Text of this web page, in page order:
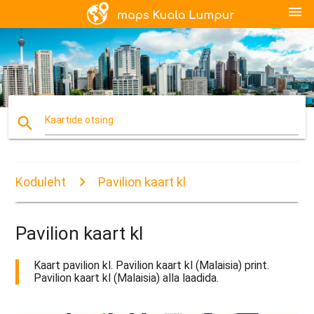
menu
search Kaartide otsing
Koduleht Pavilion kaart kl
Pavilion kaart kl
Kaart pavilion kl. Pavilion kaart kl (Malaisia) print.
Pavilion kaart kl (Malaisia) alla laadida.